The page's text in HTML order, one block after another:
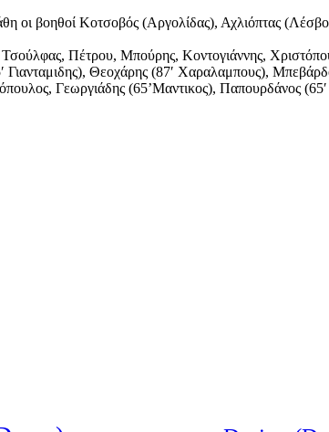
οι βοηθοί Κοτσοβός (Αργολίδας), Αχλιόπτας
Πέτρου, Μπούρης, Κοντογιάννης,
Γιανταμιδης), Θεοχάρης (87′ Χαραλαμπους),
Γεωργιάδης (65’Μαντικος), Παπουρδάνος